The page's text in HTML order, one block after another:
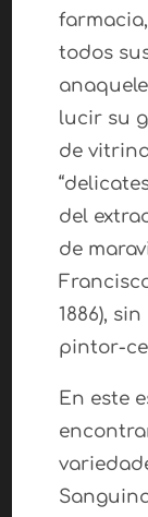
todos
lucir su
de
del
de
1886),
pintor-
En este